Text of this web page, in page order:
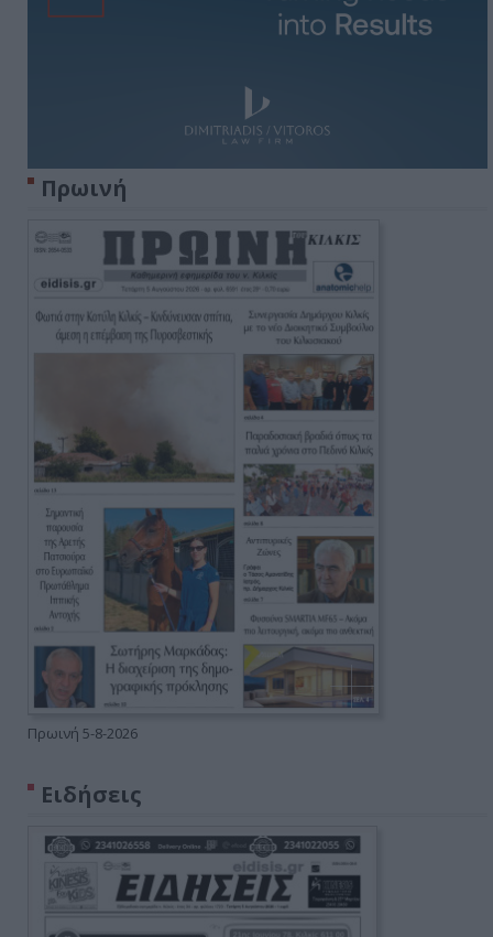
Πρωινή
Πρωινή 5-8-2026
Ειδήσεις